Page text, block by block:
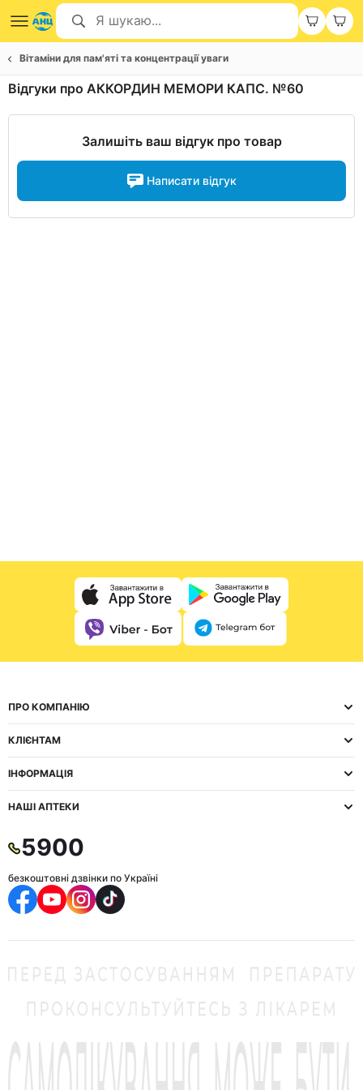
Вітаміни для пам'яті та концентрації уваги
Відгуки про АККОРДИН МЕМОРИ КАПС. №60
Залишіть ваш відгук про товар
Написати відгук
ПРО КОМПАНІЮ
КЛІЄНТАМ
ІНФОРМАЦІЯ
НАШІ АПТЕКИ
5900
безкоштовні дзвінки по Україні